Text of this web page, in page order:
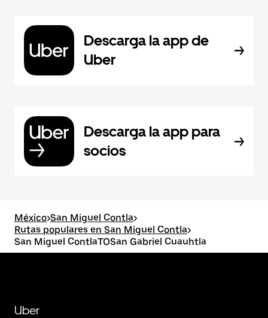
Descarga la app de
Uber
Descarga la app para
socios
México>San Miguel Contla>
Rutas populares en San Miguel Contla>
San Miguel ContlaTOSan Gabriel Cuauhtla
Uber